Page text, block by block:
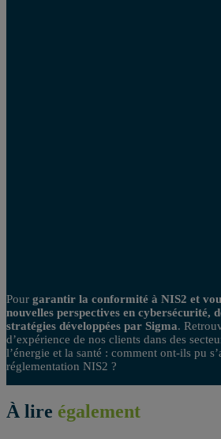
Pour garantir la conformité à NIS2 et
nouvelles perspectives en cybersécurité,
stratégies développées par Sigma.
d’expérience de nos clients dans des
l’énergie et la santé : comment ont-ils pu
réglementation NIS2 ?
À lire également